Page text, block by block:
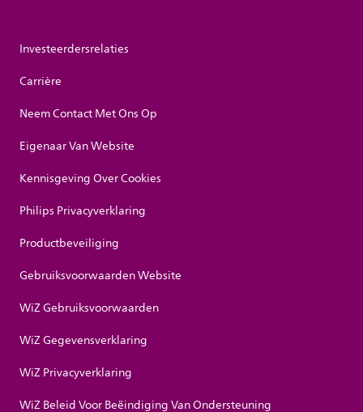
Investeerdersrelaties
Carrière
Neem Contact Met Ons Op
Eigenaar Van Website
Kennisgeving Over Cookies
Philips Privacyverklaring
Productbeveiliging
Gebruiksvoorwaarden Website
WiZ Gebruiksvoorwaarden
WiZ Gegevensverklaring
WiZ Privacyverklaring
WiZ Beleid Voor Beëindiging Van Ondersteuning